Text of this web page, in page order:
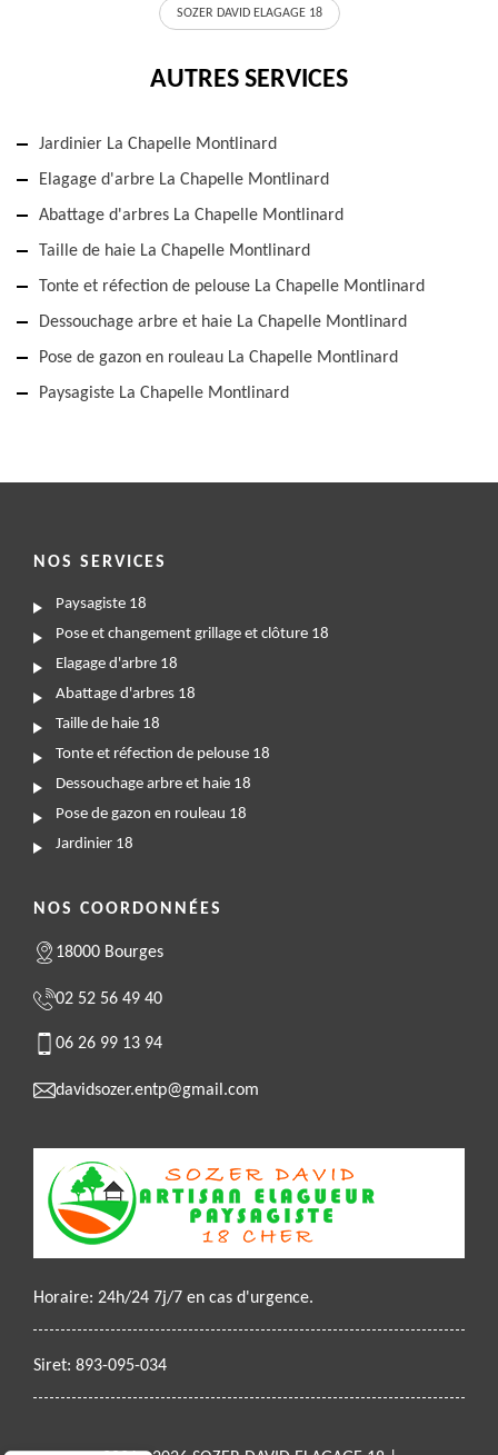
SOZER DAVID ELAGAGE 18
AUTRES SERVICES
Jardinier La Chapelle Montlinard
Elagage d'arbre La Chapelle Montlinard
Abattage d'arbres La Chapelle Montlinard
Taille de haie La Chapelle Montlinard
Tonte et réfection de pelouse La Chapelle Montlinard
Dessouchage arbre et haie La Chapelle Montlinard
Pose de gazon en rouleau La Chapelle Montlinard
Paysagiste La Chapelle Montlinard
NOS SERVICES
Paysagiste 18
Pose et changement grillage et clôture 18
Elagage d'arbre 18
Abattage d'arbres 18
Taille de haie 18
Tonte et réfection de pelouse 18
Dessouchage arbre et haie 18
Pose de gazon en rouleau 18
Jardinier 18
NOS COORDONNÉES
18000 Bourges
02 52 56 49 40
06 26 99 13 94
davidsozer.entp@gmail.com
Horaire: 24h/24 7j/7 en cas d'urgence.
Siret: 893-095-034